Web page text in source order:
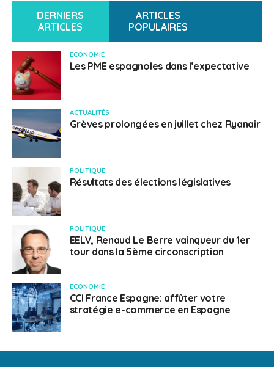
DERNIERS
ARTICLES
ARTICLES
POPULAIRES
ECONOMIE
Les PME espagnoles dans l’expectative
ACTUALITÉS
Grèves prolongées en juillet chez Ryanair
POLITIQUE
Résultats des élections législatives
POLITIQUE
EELV, Renaud Le Berre vainqueur du 1er
tour dans la 5ème circonscription
ECONOMIE
CCI France Espagne: affûter votre
stratégie e-commerce en Espagne